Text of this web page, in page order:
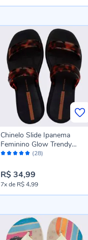
Avaliação: (28)
Chinelo Slide Ipanema
Feminino Glow Trendy
Preto/Tartaruga/Marrom
R$ 34,99
7xde R$ 4,99